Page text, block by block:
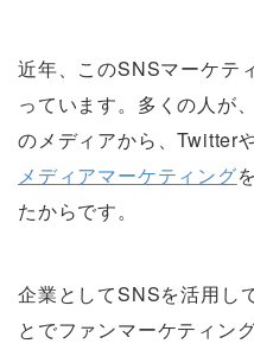
近年、このSNSマーケテ
っています。多くの人が
のメディアから、Twitter
メディアマーケティング
たからです。
企業としてSNSを活用し
とでファンマーケティン